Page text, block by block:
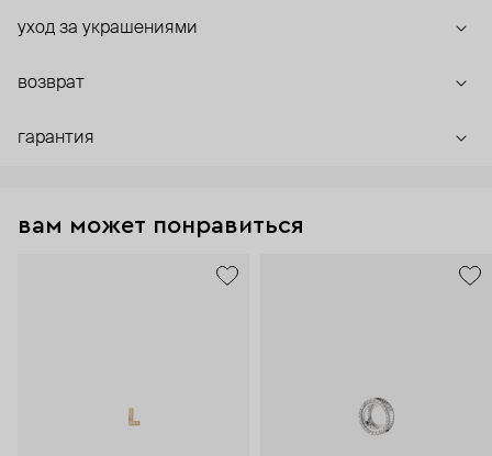
уход за украшениями
возврат
гарантия
вам может понравиться